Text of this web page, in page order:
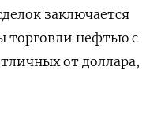
заключается
‌торговли нефтью с
от доллара,